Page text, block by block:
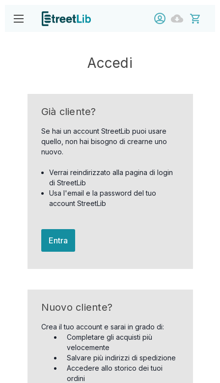
Accedi
Già cliente?
Se hai un account StreetLib puoi usare
quello, non hai bisogno di crearne uno
nuovo.
Verrai reindirizzato alla pagina di login
di StreetLib
Usa l'email e la password del tuo
account StreetLib
Entra
Nuovo cliente?
Crea il tuo account e sarai in grado di:
Completare gli acquisti più
velocemente
Salvare più indirizzi di spedizione
Accedere allo storico dei tuoi
ordini